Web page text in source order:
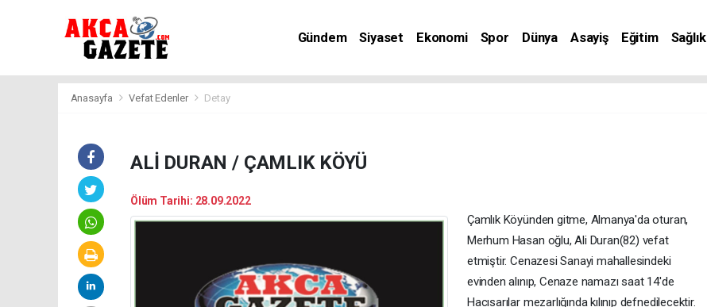
Gündem Siyaset Ekonomi Spor Dünya Asayiş Eğitim Sağlık
Anasayfa Vefat Edenler Detay
ALİ DURAN / ÇAMLIK KÖYÜ
Ölüm Tarihi: 28.09.2022
Çamlık Köyünden gitme, Almanya'da oturan,
Merhum Hasan oğlu, Ali Duran(82) vefat
etmiştir. Cenazesi Sanayi mahallesindeki
evinden alınıp, Cenaze namazı saat 14'de
Hacısarılar mezarlığında kılınıp defnedilecektir.